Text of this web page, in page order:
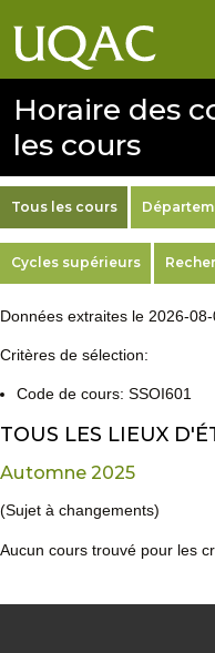
Horaire des
les cours
Tous les cours
Cycles supérieurs
Données extraites le 2026-
Critères de sélection:
Code de cours: SSOI601
TOUS LES LIEUX
Automne 2025
(Sujet à changements)
Aucun cours trouvé pour les